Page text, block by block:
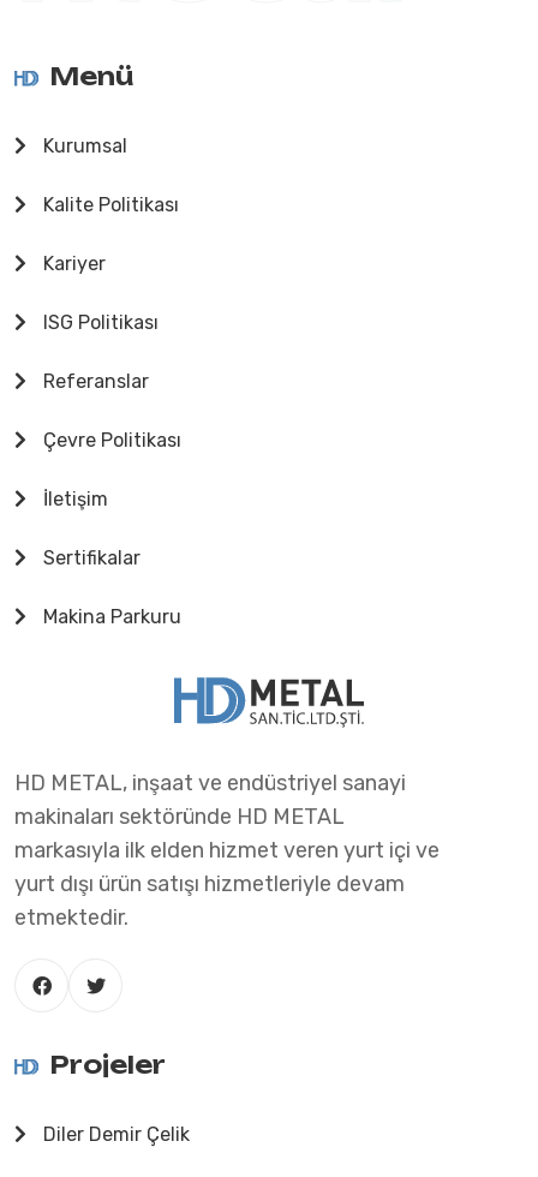
Menü
Kurumsal
Kalite Politikası
Kariyer
ISG Politikası
Referanslar
Çevre Politikası
İletişim
Sertifikalar
Makina Parkuru
HD METAL, inşaat ve endüstriyel sanayi
makinaları sektöründe HD METAL
markasıyla ilk elden hizmet veren yurt içi ve
yurt dışı ürün satışı hizmetleriyle devam
etmektedir.
Projeler
Diler Demir Çelik